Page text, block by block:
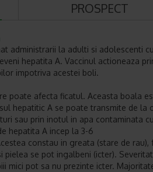
PROSPECT
administrarii la adulti si adolescenti
hepatita A. Vaccinul actioneaza
impotriva acestei boli.
poate afecta ficatul. Aceasta boala
hepatitic A se poate transmite de la
sau prin inotul in apa contaminata cu
hepatita A incep la 3-6
constau in greata (stare de rau),
pielea se pot ingalbeni (icter).
mici pot sa nu prezinte icter.